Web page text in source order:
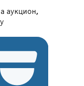
аукцион,